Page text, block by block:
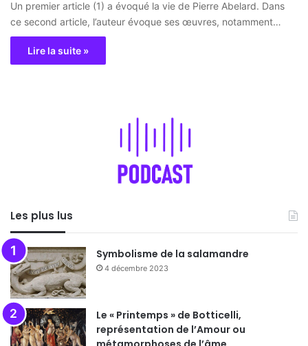
Un premier article (1) a évoqué la vie de Pierre Abelard. Dans
ce second article, l’auteur évoque ses œuvres, notamment…
Lire la suite »
Les plus lus
Symbolisme de la salamandre
4 décembre 2023
Le « Printemps » de Botticelli,
représentation de l’Amour ou